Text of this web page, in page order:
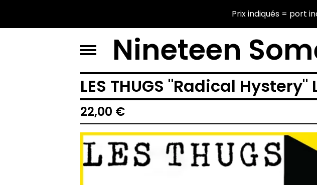
Prix indiqués = port
Nineteen
LES THUGS "Radical Hystery"
22,00 €